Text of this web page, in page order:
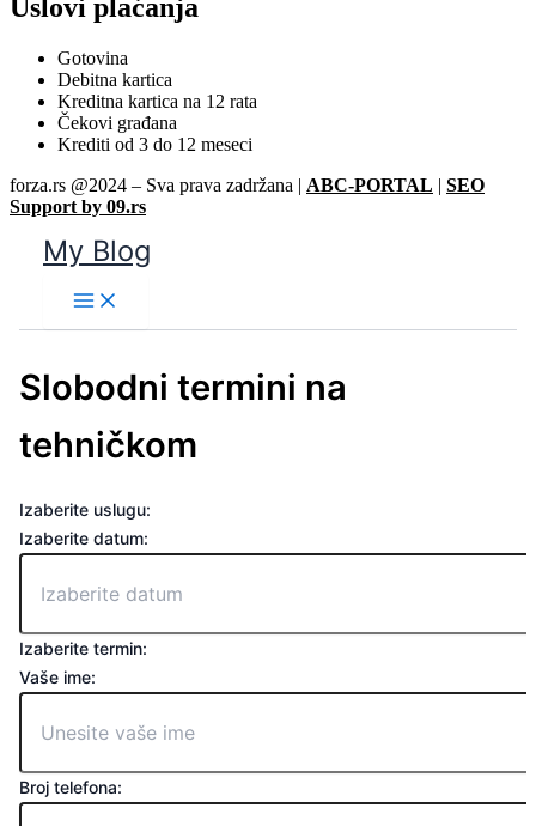
Uslovi plaćanja
Gotovina
Debitna kartica
Kreditna kartica na 12 rata
Čekovi građana
Krediti od 3 do 12 meseci
forza.rs @2024 – Sva prava zadržana | ABC-PORTAL | SEO
Support by 09.rs